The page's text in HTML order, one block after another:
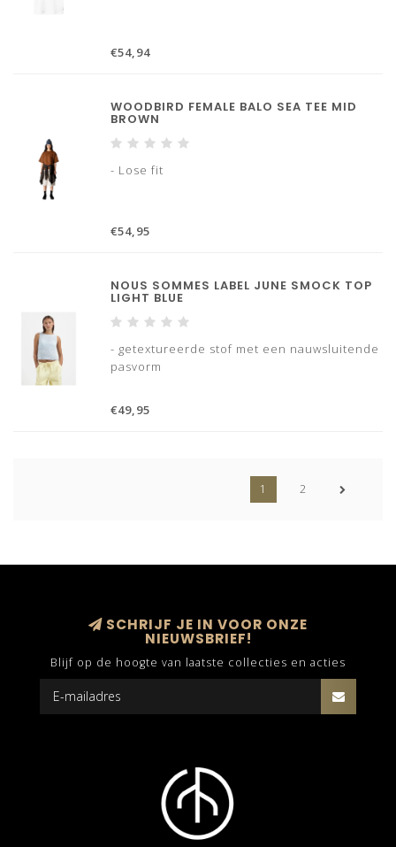
€54,94
WOODBIRD FEMALE BALO SEA TEE MID
BROWN
- Lose fit
€54,95
NOUS SOMMES LABEL JUNE SMOCK TOP
LIGHT BLUE
- getextureerde stof met een nauwsluitende
pasvorm
€49,95
1 2
SCHRIJF JE IN VOOR ONZE
NIEUWSBRIEF!
Blijf op de hoogte van laatste collecties en acties